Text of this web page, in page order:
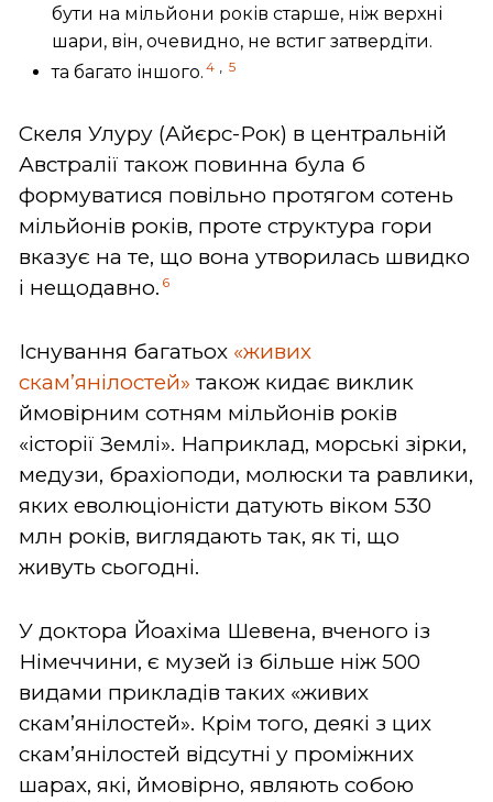
бути на мільйони років старше, ніж верхні
шари, він, очевидно, не встиг затвердіти.
та багато іншого. 4 5
Скеля Улуру (Айєрс-Рок) в центральній
Австралії також повинна була б
формуватися повільно протягом сотень
мільйонів років, проте структура гори
вказує на те, що вона утворилась швидко
і нещодавно. 6
Існування багатьох «живих
скам’янілостей» також кидає виклик
ймовірним сотням мільйонів років
«історії Землі». Наприклад, морські зірки,
медузи, брахіоподи, молюски та равлики,
яких еволюціоністи датують віком 530
млн років, виглядають так, як ті, що
живуть сьогодні.
У доктора Йоахіма Шевена, вченого із
Німеччини, є музей із більше ніж 500
видами прикладів таких «живих
скам’янілостей». Крім того, деякі з цих
скам’янілостей відсутні у проміжних
шарах, які, ймовірно, являють собою